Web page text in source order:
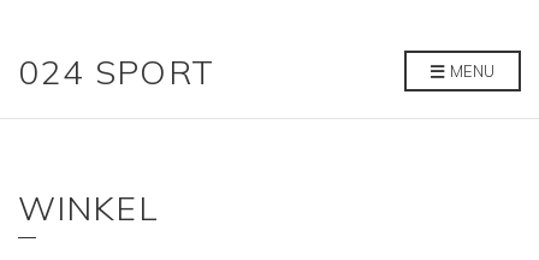
024 SPORT MENU
WINKEL